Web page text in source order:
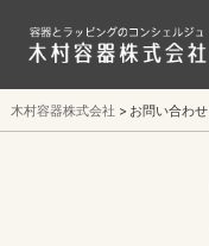
木村容器株式会社 お問い合わせ